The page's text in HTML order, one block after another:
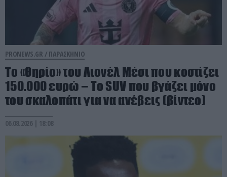
PRONEWS.GR / ΠΑΡΑΣΚΗΝΙΟ
Το «θηρίο» του Λιονέλ Μέσι που κοστίζει
150.000 ευρώ – Το SUV που βγάζει μόνο
του σκαλοπάτι για να ανέβεις (βίντεο)
06.08.2026 | 18:08